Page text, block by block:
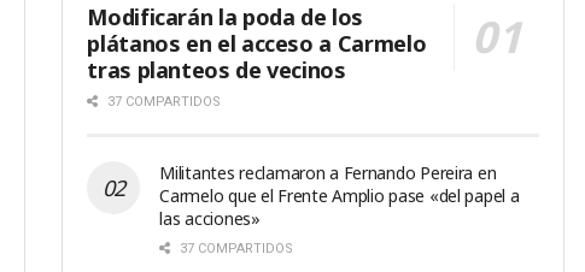
Modificarán la poda de los
plátanos en el acceso a Carmelo
tras planteos de vecinos
37 COMPARTIDOS
Militantes reclamaron a Fernando Pereira en
Carmelo que el Frente Amplio pase «del papel a
las acciones»
37 COMPARTIDOS